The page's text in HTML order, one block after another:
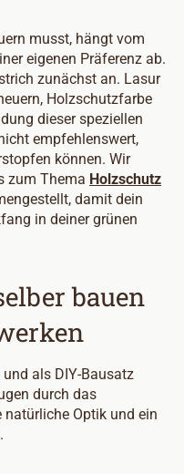
musst, hängt vom
eigenen Präferenz ab.
zunächst an. Lasur
Holzschutzfarbe
dieser speziellen
empfehlenswert,
können. Wir
zum Thema Holzschutz
damit dein
in deiner grünen
bauen
als DIY-Bausatz
durch das
natürliche Optik und ein